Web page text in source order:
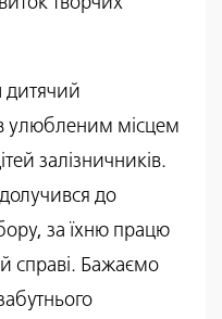
дитячий
улюбленим місцем
залізничників.
до
за їхню працю
справі. Бажаємо